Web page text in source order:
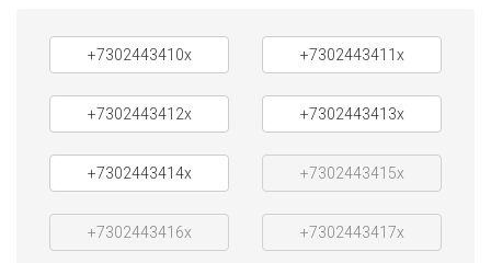
+7302443410x +7302443411x
+7302443412x +7302443413x
+7302443414x +7302443415x
+7302443416x +7302443417x